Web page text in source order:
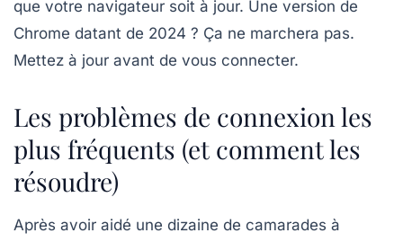
que votre navigateur soit à jour. Une version de
Chrome datant de 2024 ? Ça ne marchera pas.
Mettez à jour avant de vous connecter.
Les problèmes de connexion les
plus fréquents (et comment les
résoudre)
Après avoir aidé une dizaine de camarades à